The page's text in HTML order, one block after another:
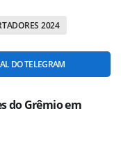
2024
DO TELEGRAM
do Grêmio em